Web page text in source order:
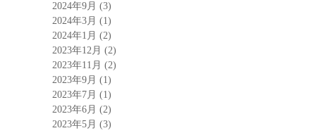
2024年9月 (3)
2024年3月 (1)
2024年1月 (2)
2023年12月 (2)
2023年11月 (2)
2023年9月 (1)
2023年7月 (1)
2023年6月 (2)
2023年5月 (3)